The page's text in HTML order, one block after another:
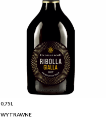
0,75L
WYTRAWNE